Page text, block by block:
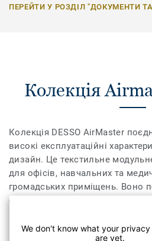
ПЕРЕЙТИ У РОЗДІЛ "ДОКУМЕНТИ
Колекція
Колекція DESSO AirMaster
високі експлуатаційні
дизайн. Це текстильне
для офісів, навчальних та
громадських приміщень. Воно
самопочуття та здоров’я
концентрацію дрібного пилу в
We don't know what your
are yet.